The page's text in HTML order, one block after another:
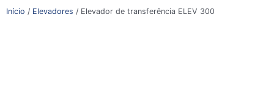
Início / Elevadores / Elevador de transferência ELEV 300